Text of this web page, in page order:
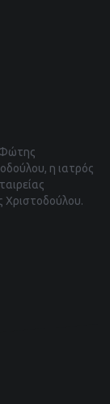
Φώτης
η ιατρός
Χριστοδούλου.